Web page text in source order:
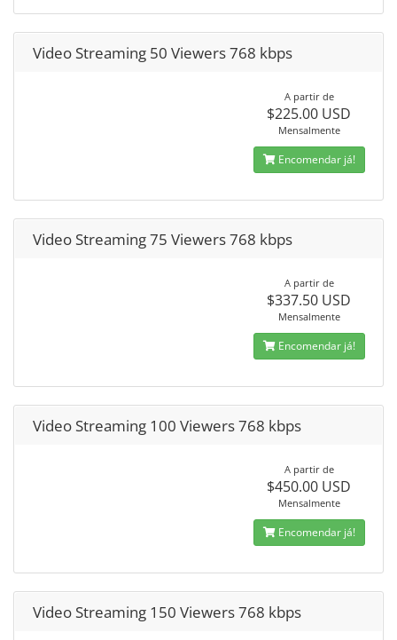
Video Streaming 50 Viewers 768 kbps
A partir de
$225.00 USD
Mensalmente
Encomendar já!
Video Streaming 75 Viewers 768 kbps
A partir de
$337.50 USD
Mensalmente
Encomendar já!
Video Streaming 100 Viewers 768 kbps
A partir de
$450.00 USD
Mensalmente
Encomendar já!
Video Streaming 150 Viewers 768 kbps